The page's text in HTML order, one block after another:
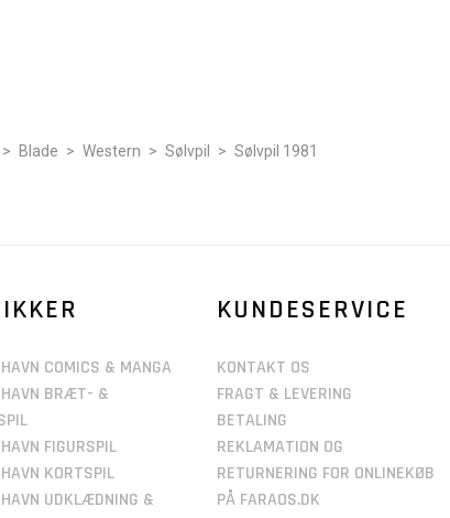
> Blade > Western > Sølvpil > Sølvpil 1981
COMICS & MANGA
BRÆT- &
FIGURSPIL
KORTSPIL
UDKLÆDNING &
KUNDESERVICE
KONTAKT OS
FRAGT & LEVERING
BETALING
REKLAMATION OG
RETURNERING FOR ONLINEKØB
PÅ FARAOS.DK